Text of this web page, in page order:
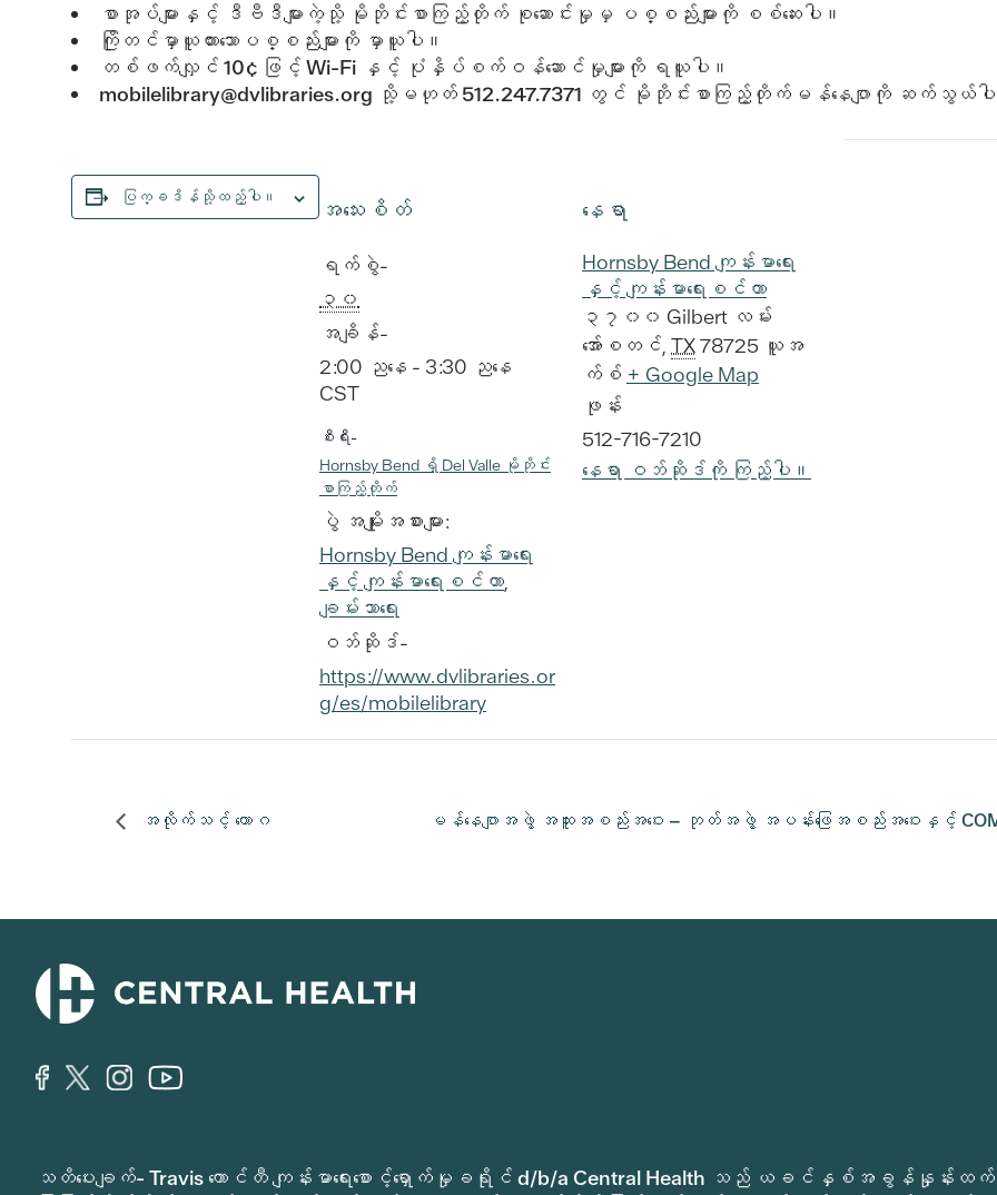
စာအုပ်များနှင့် ဒီဗီဒီများကဲ့သို့ မိုဘိုင်းစာကြည့်တိုက် စုဆောင်းမှုမှ ပစ္စည်းများကို စစ်ဆေးပါ။
ကြိုတင်မှာယူထားသောပစ္စည်းများကို မှာယူပါ။
တစ်ဖက်လျှင် 10¢ ဖြင့် Wi-Fi နှင့် ပုံနှိပ်စက်ဝန်ဆောင်မှုများကို ရယူပါ။
mobilelibrary@dvlibraries.org သို့မဟုတ် 512.247.7371 တွင် မိုဘိုင်းစာကြည့်တိုက်မန်နေဂျာကို ဆက်သွယ်ပ
ပြက္ခဒိန်သို့ထည့်ပါ။ အသေးစိတ်
ရက်စွဲ-
၃၀
အချိန်-
2:00 ညနေ - 3:30 ညနေ
CST
စီးရီး-
Hornsby Bend ရှိ Del Valle မိုဘိုင်း
စာကြည့်တိုက်
ပွဲ အမျိုးအစားများ:
Hornsby Bend ကျန်းမာရေး
နှင့် ကျန်းမာရေးစင်တာ
ချမ်းသာရေး
ဝဘ်ဆိုဒ်-
https://www.dvlibraries.or
g/es/mobilelibrary
နေရာ
Hornsby Bend ကျန်းမာရေး
နှင့် ကျန်းမာရေးစင်တာ
၃၇၀၀ Gilbert လမ်း
အော်စတင် TX78725 ယူအ
က်စ် + Google Map
ဖုန်း
512-716-7210
နေရာ ဝဘ်ဆိုဒ်ကို ကြည့်ပါ။
အလိုက်သင့် ယောဂ မန်နေဂျာအဖွဲ့ အထူးအစည်းအဝေး – ဘုတ်အဖွဲ့ အပန်းဖြေအစည်းအဝေးနှင့်
သတိပေးချက်- Travis ကောင်တီ ကျန်းမာရေးစောင့်ရှောက်မှုခရိုင် d/b/a Central Health သည် ယခင်နှစ်အခွန်နှုန်းထက်